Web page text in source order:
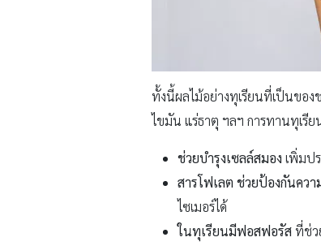
ทั้งนี้ผลไม้อย่างทุเรียนที่เป็นขอ
ไขมัน แร่ธาตุ ฯลฯ การทานทุเรี
ช่วยบำรุงเซลล์สมอง เพิ่มป
สารโฟเลต ช่วยป้องกันคว
ไซเมอร์ได้
ในทุเรียนมีฟอสฟอรัส ที่ช่ว